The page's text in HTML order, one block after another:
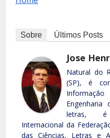
Sobre Últimos Posts
Jose
Natural do
(SP), é
letras, é
Internacional da
das Ciências, Letras e